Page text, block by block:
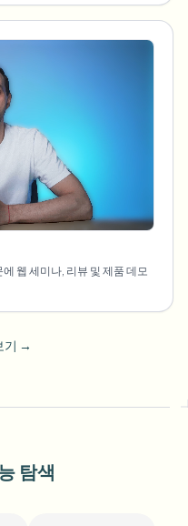
웹 세미나, 리뷰 및 제품 데모
기 →
탐색